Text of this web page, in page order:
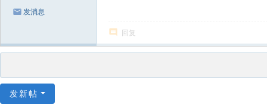
发消息
回复
发新帖